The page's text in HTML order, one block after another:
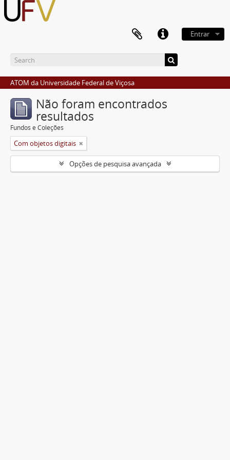
Entrar
ATOM da Universidade Federal de Viçosa
Não foram encontrados
resultados
Fundos e Coleções
Com objetos digitais
Opções de pesquisa avançada